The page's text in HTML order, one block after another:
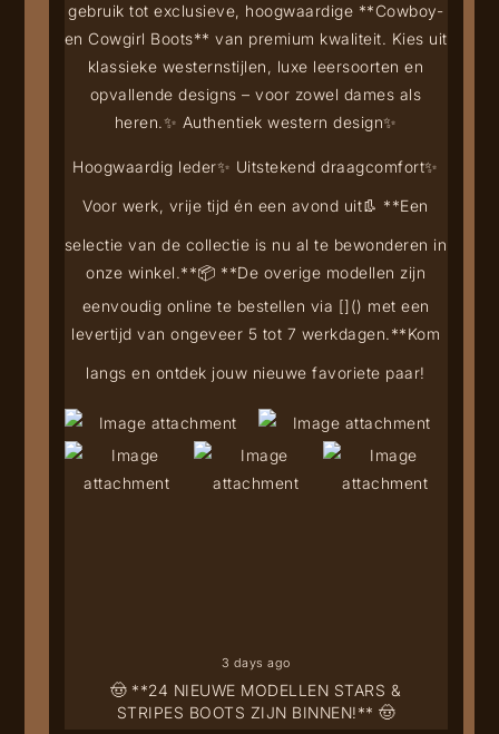
🤠 **24 NIEUWE MODELLEN STARS &
STRIPES BOOTS ZIJN BINNEN!** 🤠
gebruik tot exclusieve, hoogwaardige **Cowboy-
en Cowgirl Boots** van premium kwaliteit. Kies uit
klassieke westernstijlen, luxe leersoorten en
opvallende designs – voor zowel dames als
heren.✨ Authentiek western design✨
Hoogwaardig leder✨ Uitstekend draagcomfort✨
Voor werk, vrije tijd én een avond uit👢 **Een
selectie van de collectie is nu al te bewonderen in
onze winkel.**📦 **De overige modellen zijn
eenvoudig online te bestellen via []() met een
levertijd van ongeveer 5 tot 7 werkdagen.**Kom
langs en ontdek jouw nieuwe favoriete paar!
3 days ago